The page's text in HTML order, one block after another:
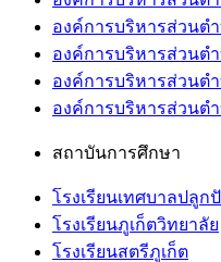
องค์การบริหารส่วนตำ
องค์การบริหารส่วนตำ
องค์การบริหารส่วนต
องค์การบริหารส่วนต
สถาบันการศึกษา
โรงเรียนเทศบาลปลู
โรงเรียนภูเก็ตวิทยาลัย
โรงเรียนสตรีภูเก็ต